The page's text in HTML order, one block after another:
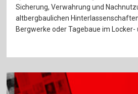
Sicherung, Verwahrung und
altbergbaulichen
Bergwerke oder Tagebaue im Locker-